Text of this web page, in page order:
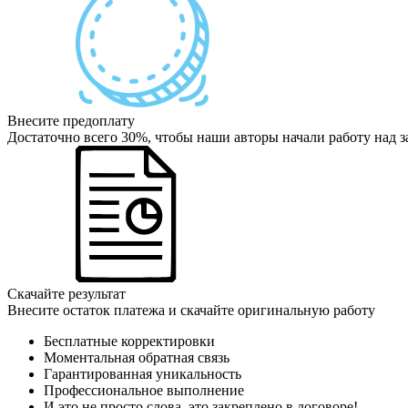
Внесите предоплату
Достаточно всего 30%, чтобы наши авторы начали работу над
Скачайте результат
Внесите остаток платежа и скачайте оригинальную работу
Бесплатные корректировки
Моментальная обратная связь
Гарантированная уникальность
Профессиональное выполнение